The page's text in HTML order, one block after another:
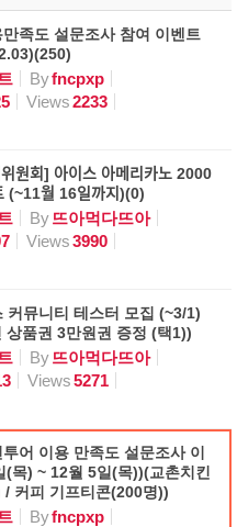
족도 설문조사 참여 이벤트
Byfncpxp
Views2233
아이스 아메리카노 2000
(~11월 16일까지)(0)
By뜨아먹다뜨아
Views3990
커뮤니티 테스터 모집 (~3/1)
상품권 3만원권 증정 (택1))
By뜨아먹다뜨아
Views5271
어 이용 만족도 설문조사 이
(목) ~ 12월 5일(목))(교촌치킨
/ 커피 기프티콘(200명))
Byfncpxp